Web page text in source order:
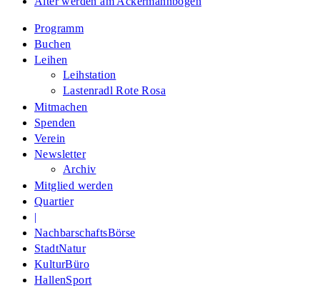
Programm
Buchen
Leihen
Leihstation
Lastenradl Rote Rosa
Mitmachen
Spenden
Verein
Newsletter
Archiv
Mitglied werden
Quartier
|
NachbarschaftsBörse
StadtNatur
KulturBüro
HallenSport